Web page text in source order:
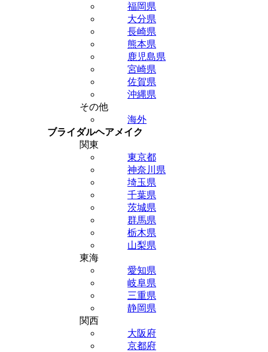
福岡県
大分県
長崎県
熊本県
鹿児島県
宮崎県
佐賀県
沖縄県
その他
海外
ブライダルヘアメイク
関東
東京都
神奈川県
埼玉県
千葉県
茨城県
群馬県
栃木県
山梨県
東海
愛知県
岐阜県
三重県
静岡県
関西
大阪府
京都府